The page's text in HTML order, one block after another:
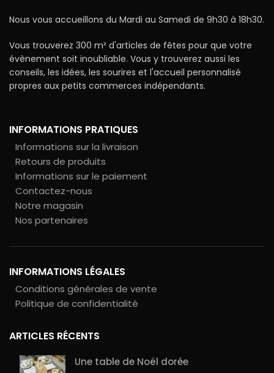
Nous vous accueillons du Mardi au Samedi de 9h30 à 18h30.
Vous trouverez 300 m² d'articles de fêtes pour que votre
évènement soit inoubliable. Vous y trouverez aussi les
conseils, les idées, les sourires et l'accueil personnalisé
propres aux petits commerces indépendants.
INFORMATIONS PRATIQUES
Informations sur la livraison
Retours de produits
Informations sur le paiement
Contactez-nous
Notre magasin
Nos partenaires
INFORMATIONS LÉGALES
Conditions générales de vente
Politique de confidentialité
ARTICLES RÉCENTS
Une table de Noël dorée